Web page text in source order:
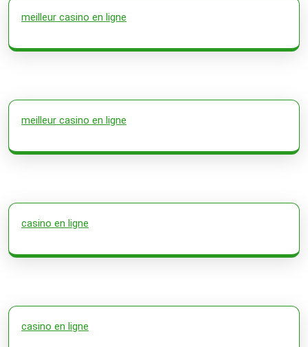
meilleur casino en ligne
meilleur casino en ligne
casino en ligne
casino en ligne